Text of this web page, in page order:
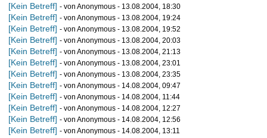
[Kein Betreff] - von Anonymous - 13.08.2004, 18:30
[Kein Betreff] - von Anonymous - 13.08.2004, 19:24
[Kein Betreff] - von Anonymous - 13.08.2004, 19:52
[Kein Betreff] - von Anonymous - 13.08.2004, 20:03
[Kein Betreff] - von Anonymous - 13.08.2004, 21:13
[Kein Betreff] - von Anonymous - 13.08.2004, 23:01
[Kein Betreff] - von Anonymous - 13.08.2004, 23:35
[Kein Betreff] - von Anonymous - 14.08.2004, 09:47
[Kein Betreff] - von Anonymous - 14.08.2004, 11:44
[Kein Betreff] - von Anonymous - 14.08.2004, 12:27
[Kein Betreff] - von Anonymous - 14.08.2004, 12:56
[Kein Betreff] - von Anonymous - 14.08.2004, 13:11